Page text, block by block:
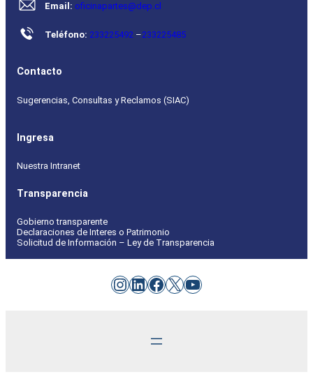
Email: oficinapartes@dep.cl
Teléfono: 233225492 –233225485
Contacto
Sugerencias, Consultas y Reclamos (SIAC)
Ingresa
Nuestra Intranet
Transparencia
Gobierno transparente
Declaraciones de Interes o Patrimonio
Solicitud de Información – Ley de Transparencia
Instagram
LinkedIn
Facebook
X YouTube